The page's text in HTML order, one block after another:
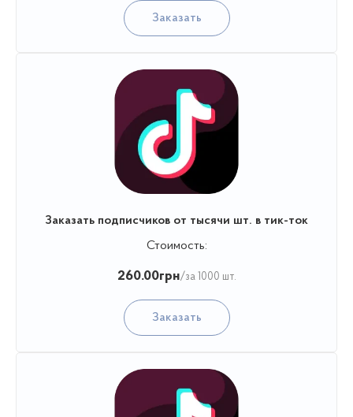
Заказать
Заказать подписчиков от тысячи шт. в тик-ток
Стоимость:
260.00грн/за 1000 шт.
Заказать